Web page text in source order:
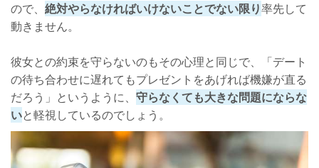
ので、 絶対やらなければいけないことでない限り率先して
動きません。
彼女との約束を守らないのもその心理と同じで、「デート
の待ち合わせに遅れてもプレゼントをあげれば機嫌が直る
だろう」というように、 守らなくても大きな問題にならな
いと軽視しているのでしょう。